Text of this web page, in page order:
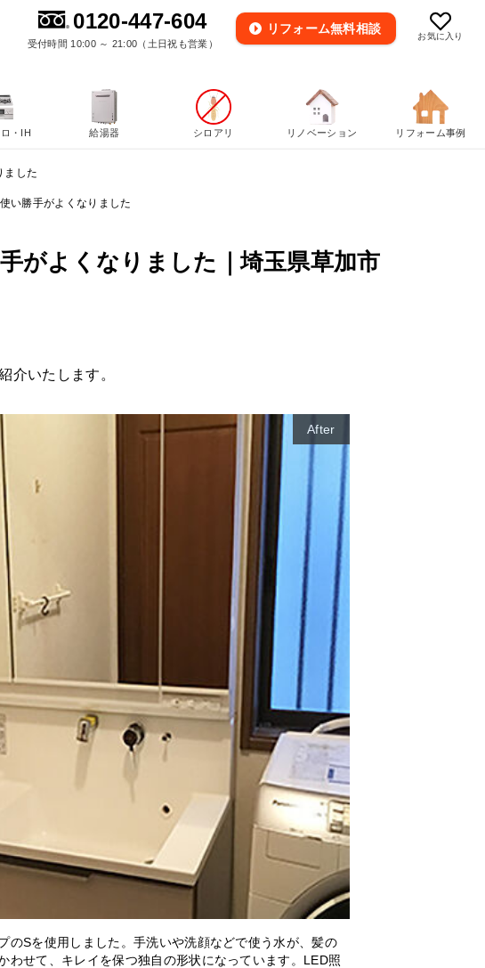
お気に入り
0120-447-604
受付時間 10:00 ～ 21:00（土日祝も営業）
リフォーム無料相談
ました
い勝手がよくなりました
がよくなりました｜埼玉県草加市
介いたします。
After
のSを使用しました。手洗いや洗顔などで使う水が、髪の
わせて、キレイを保つ独自の形状になっています。LED照
・IH 給湯器 シロアリ リノベーション リフォーム事例